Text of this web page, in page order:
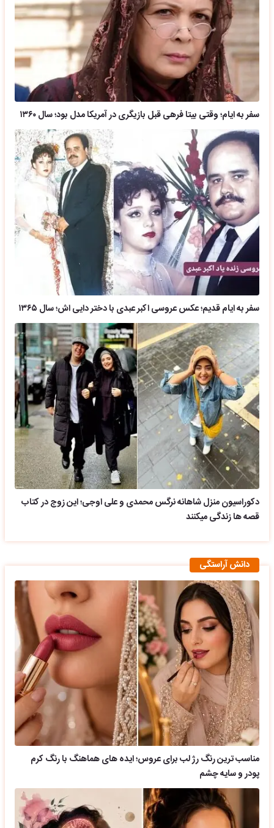
سفر به ایام؛ وقتی بیتا فرهی قبل بازیگری در آمریکا مدل بود؛ سال ۱۳۶۰
سفر به ایام قدیم؛ عکس عروسی اکبر عبدی با دختر دایی اش؛ سال ۱۳۶۵
دکوراسیون منزل شاهانه نرگس محمدی و علی اوجی؛ این زوج در کتاب
قصه ها زندگی میکنند
دانش آراستگی
مناسب ترین رنگ رژ لب برای عروس؛ ایده های هماهنگ با رنگ کرم
پودر و سایه چشم